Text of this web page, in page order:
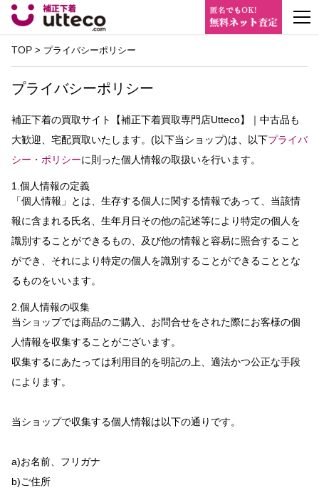
TOP > プライバシーポリシー
プライバシーポリシー
補正下着の買取サイト【補正下着買取専門店Utteco】｜中古品も
大歓迎、宅配買取いたします。(以下当ショップ)は、以下プライバ
シー・ポリシーに則った個人情報の取扱いを行います。
1.個人情報の定義
「個人情報」とは、生存する個人に関する情報であって、当該情
報に含まれる氏名、生年月日その他の記述等により特定の個人を
識別することができるもの、及び他の情報と容易に照合すること
ができ、それにより特定の個人を識別することができることとな
るものをいいます。
2.個人情報の収集
当ショップでは商品のご購入、お問合せをされた際にお客様の個
人情報を収集することがございます。
収集するにあたっては利用目的を明記の上、適法かつ公正な手段
によります。
当ショップで収集する個人情報は以下の通りです。
a)お名前、フリガナ
b)ご住所